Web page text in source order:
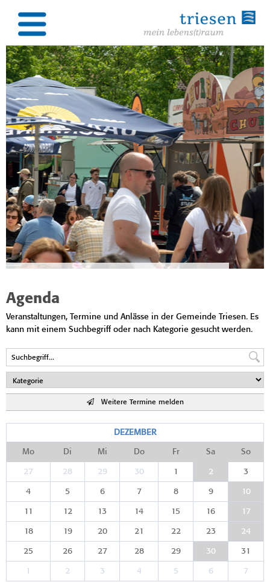
Agenda
Veranstaltungen, Termine und Anlässe in der Gemeinde Triesen. Es
kann mit einem Suchbegriff oder nach Kategorie gesucht werden.
Weitere Termine melden
DEZEMBER
Mo Di Mi Do Fr Sa So
27 28 29 30 1 2 3
4 5 6 7 8 9 10
11 12 13 14 15 16 17
18 19 20 21 22 23 24
25 26 27 28 29 30 31
1 2 3 4 5 6 7